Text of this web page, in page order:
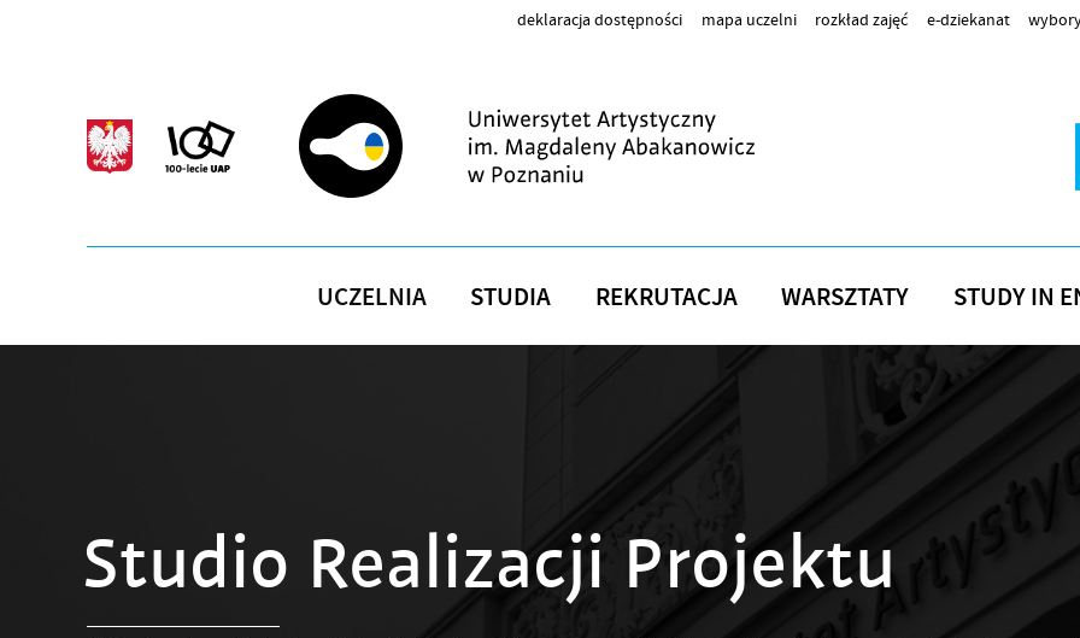
deklaracja dostępności mapa uczelni rozkład zajęć e-dziekanat
UCZELNIA STUDIA REKRUTACJA WARSZTATY STUDY IN
Studio Realizacji Projektu